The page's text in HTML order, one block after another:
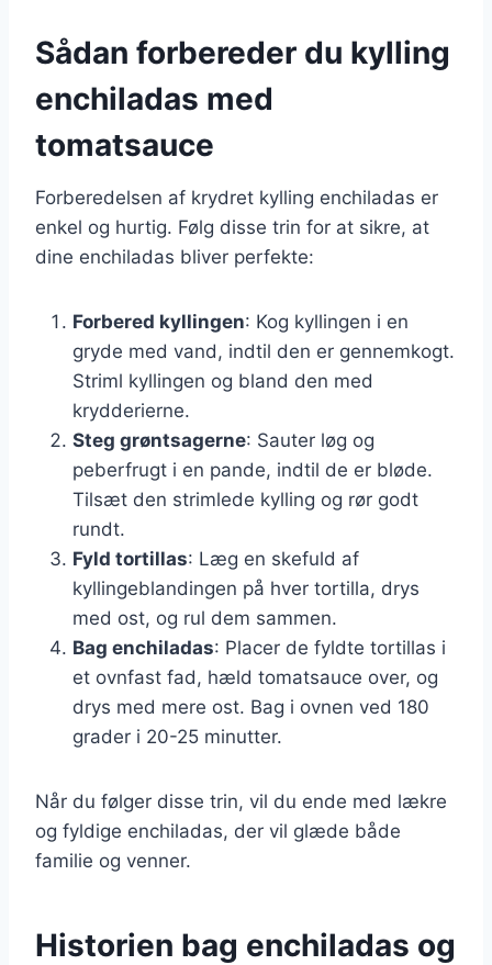
Sådan forbereder du kylling
enchiladas med
tomatsauce
Forberedelsen af krydret kylling enchiladas er
enkel og hurtig. Følg disse trin for at sikre, at
dine enchiladas bliver perfekte:
Forbered kyllingen: Kog kyllingen i en
gryde med vand, indtil den er gennemkogt.
Striml kyllingen og bland den med
krydderierne.
Steg grøntsagerne: Sauter løg og
peberfrugt i en pande, indtil de er bløde.
Tilsæt den strimlede kylling og rør godt
rundt.
Fyld tortillas: Læg en skefuld af
kyllingeblandingen på hver tortilla, drys
med ost, og rul dem sammen.
Bag enchiladas: Placer de fyldte tortillas i
et ovnfast fad, hæld tomatsauce over, og
drys med mere ost. Bag i ovnen ved 180
grader i 20-25 minutter.
Når du følger disse trin, vil du ende med lækre
og fyldige enchiladas, der vil glæde både
familie og venner.
Historien bag enchiladas og